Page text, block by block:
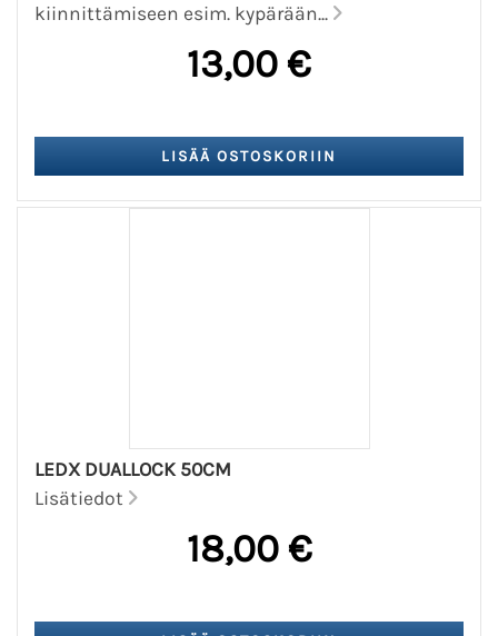
kiinnittämiseen esim. kypärään...
13,00 €
LEDX DUALLOCK 50CM
Lisätiedot
18,00 €